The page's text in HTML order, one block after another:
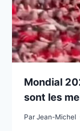
Mondial
sont les
ParJean-Michel
19 juin 2026